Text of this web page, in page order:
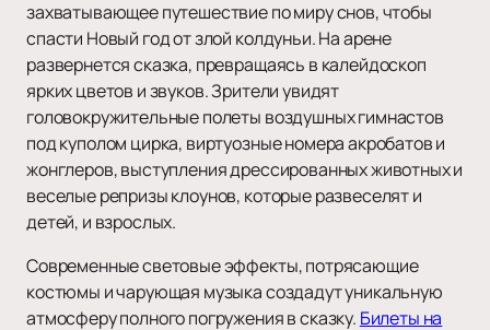
захватывающее путешествие по миру снов, чтобы
спасти Новый год от злой колдуньи. На арене
развернется сказка, превращаясь в калейдоскоп
ярких цветов и звуков. Зрители увидят
головокружительные полеты воздушных гимнастов
под куполом цирка, виртуозные номера акробатов и
жонглеров, выступления дрессированных животных и
веселые репризы клоунов, которые развеселят и
детей, и взрослых.
Современные световые эффекты, потрясающие
костюмы и чарующая музыка создадут уникальную
атмосферу полного погружения в сказку. Билеты на